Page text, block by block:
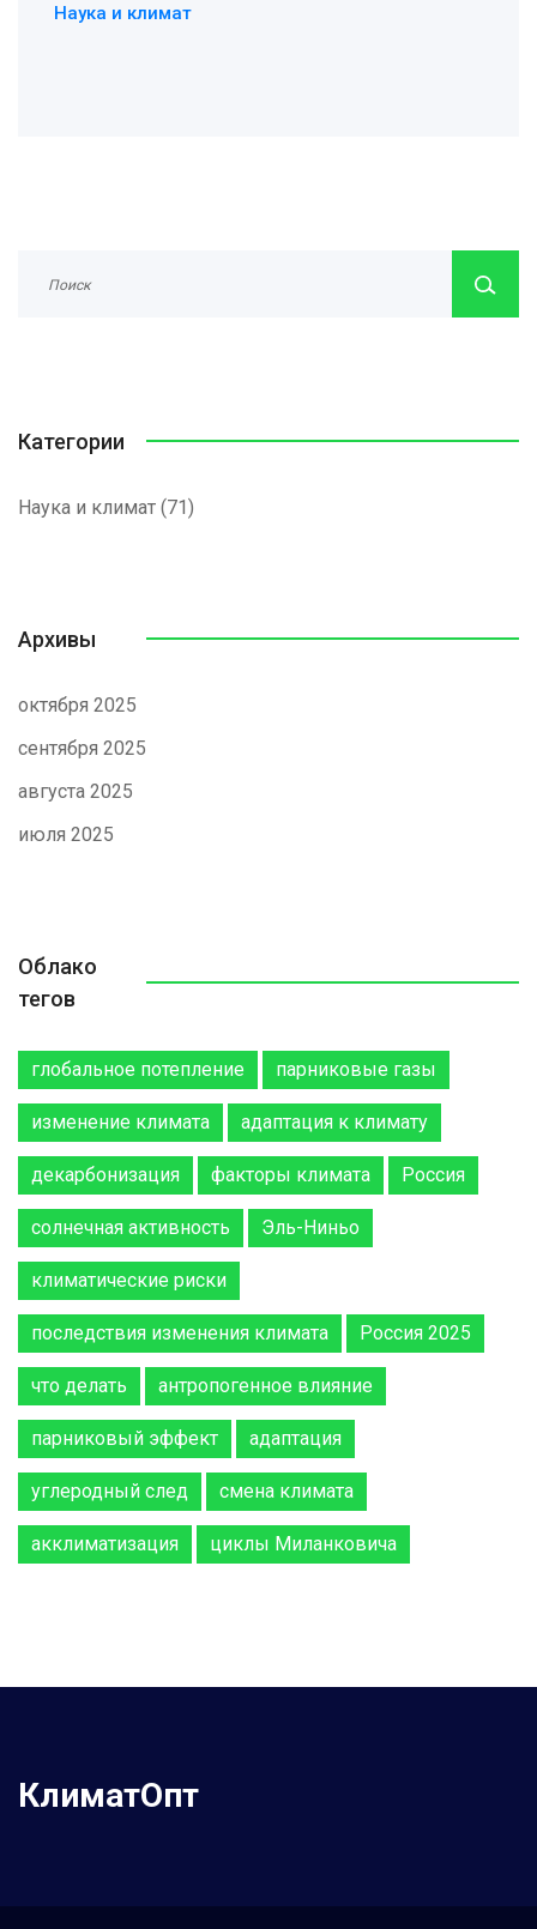
Наука и климат
Категории
Наука и климат (71)
Архивы
октября 2025
сентября 2025
августа 2025
июля 2025
Облако
тегов
глобальное потепление парниковые газы
изменение климата адаптация к климату
декарбонизация факторы климата Россия
солнечная активность Эль-Ниньо
климатические риски
последствия изменения климата Россия 2025
что делать антропогенное влияние
парниковый эффект адаптация
углеродный след смена климата
акклиматизация циклы Миланковича
КлиматОпт